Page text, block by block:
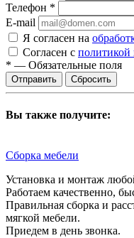
Телефон *
E-mail
Я согласен на
Согласен с политикой
* — Обязательные поля
Сбросить
Вы также получите:
Сборка мебели
Установка и монтаж
Работаем качественно,
Правильная сборка и
мягкой мебели.
Приедем в день звонка.